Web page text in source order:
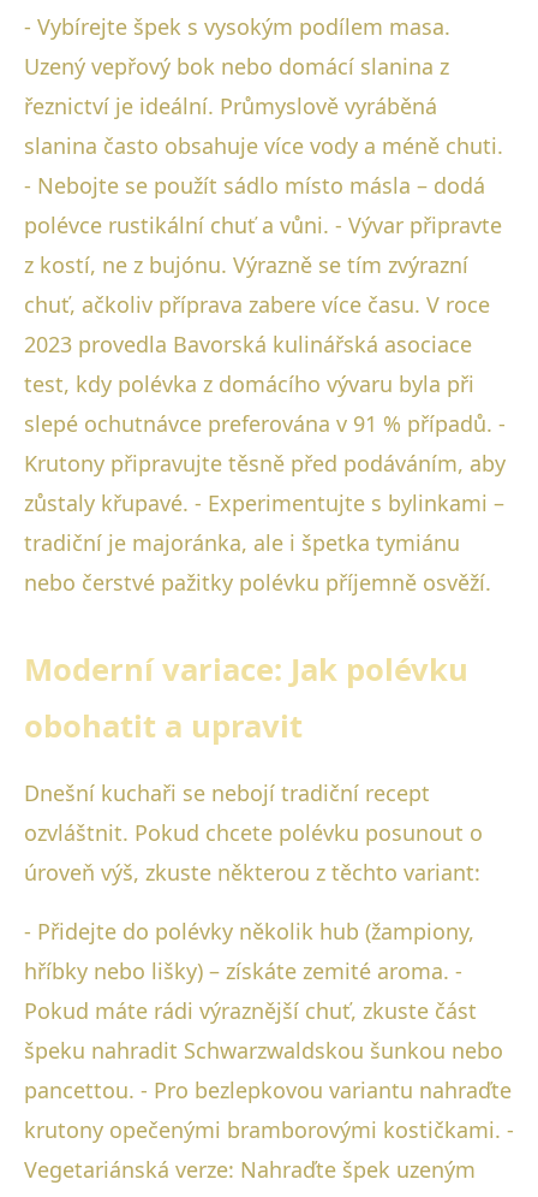
- Vybírejte špek s vysokým podílem masa.
Uzený vepřový bok nebo domácí slanina z
řeznictví je ideální. Průmyslově vyráběná
slanina často obsahuje více vody a méně chuti.
- Nebojte se použít sádlo místo másla – dodá
polévce rustikální chuť a vůni. - Vývar připravte
z kostí, ne z bujónu. Výrazně se tím zvýrazní
chuť, ačkoliv příprava zabere více času. V roce
2023 provedla Bavorská kulinářská asociace
test, kdy polévka z domácího vývaru byla při
slepé ochutnávce preferována v 91 % případů. -
Krutony připravujte těsně před podáváním, aby
zůstaly křupavé. - Experimentujte s bylinkami –
tradiční je majoránka, ale i špetka tymiánu
nebo čerstvé pažitky polévku příjemně osvěží.
Moderní variace: Jak polévku
obohatit a upravit
Dnešní kuchaři se nebojí tradiční recept
ozvláštnit. Pokud chcete polévku posunout o
úroveň výš, zkuste některou z těchto variant:
- Přidejte do polévky několik hub (žampiony,
hříbky nebo lišky) – získáte zemité aroma. -
Pokud máte rádi výraznější chuť, zkuste část
špeku nahradit Schwarzwaldskou šunkou nebo
pancettou. - Pro bezlepkovou variantu nahraďte
krutony opečenými bramborovými kostičkami. -
Vegetariánská verze: Nahraďte špek uzeným